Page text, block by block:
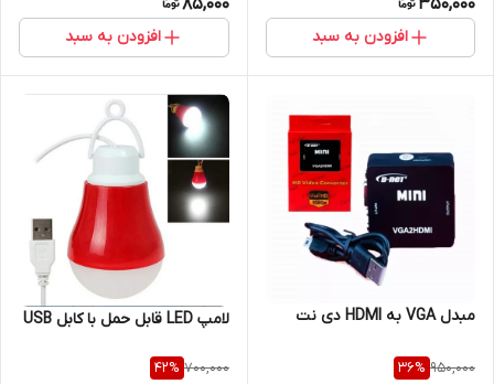
افزودن به سبد افزودن به سبد
مبدل VGA به HDMI دی نت
950,000
36%
لامپ LED قابل حمل با کابل USB
700,000
42%